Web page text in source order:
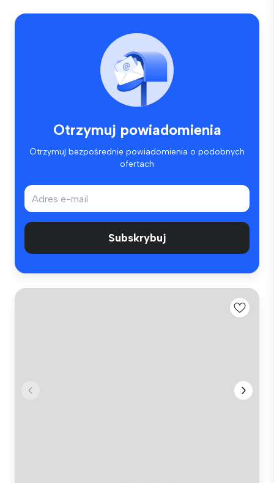
Otrzymuj powiadomienia
Otrzymuj bezpośrednie powiadomienia o podobnych
ofertach
Subskrybuj